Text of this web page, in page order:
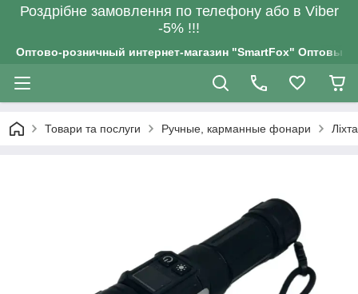
Роздрiбне замовлення по телефону або в Viber
-5% !!!
Оптово-розничный интернет-магазин "SmartFox" Оптовым
Товари та послуги Ручные, карманные фонари